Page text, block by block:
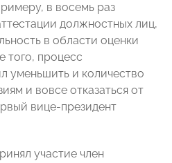
в восемь раз
должностных лиц,
в области оценки
того, процесс
уменьшить и количество
и вовсе отказаться от
вице-президент
участие член